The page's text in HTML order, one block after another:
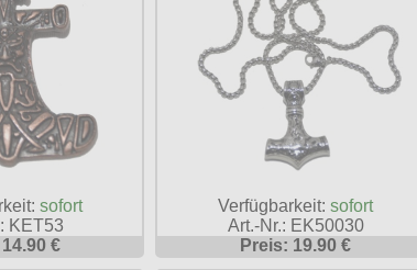
sofort
KET53
€
Verfügbarkeit:sofort
Art.-Nr.: EK50030
Preis: 19.90 €